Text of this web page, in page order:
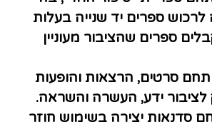
לרכוש ספרים יד שנייה בעלות
ספרים שהציבור מעוניין
סרטים, הרצאות והופעות
ידע, העשרה והשראה.
סדנאות יצירה בשימוש חוזר